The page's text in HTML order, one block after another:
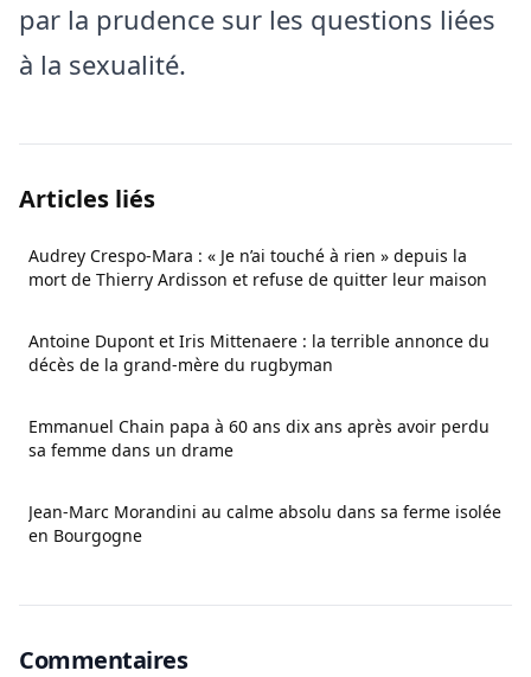
par la prudence sur les questions liées
à la sexualité.
Articles liés
Audrey Crespo-Mara : « Je n’ai touché à rien » depuis la
mort de Thierry Ardisson et refuse de quitter leur maison
Antoine Dupont et Iris Mittenaere : la terrible annonce du
décès de la grand-mère du rugbyman
Emmanuel Chain papa à 60 ans dix ans après avoir perdu
sa femme dans un drame
Jean-Marc Morandini au calme absolu dans sa ferme isolée
en Bourgogne
Commentaires